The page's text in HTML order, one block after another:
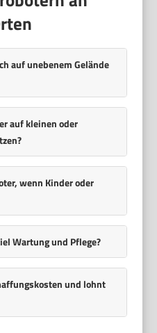
auf unebenem Gelände
auf kleinen oder
wenn Kinder oder
Wartung und Pflege?
und lohnt